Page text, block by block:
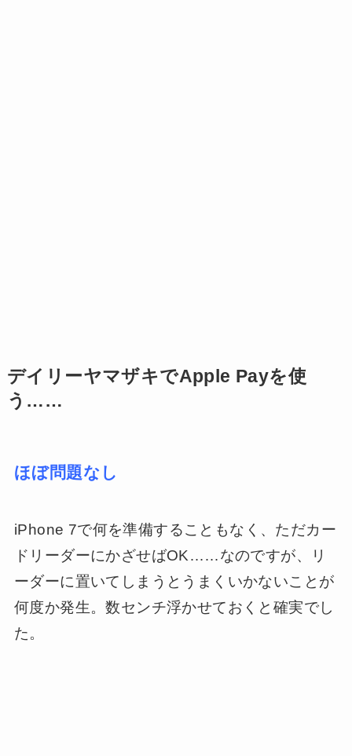
デイリーヤマザキでApple Payを使
う……
ほぼ問題なし
iPhone 7で何を準備することもなく、ただカー
ドリーダーにかざせばOK……なのですが、リ
ーダーに置いてしまうとうまくいかないことが
何度か発生。数センチ浮かせておくと確実でし
た。